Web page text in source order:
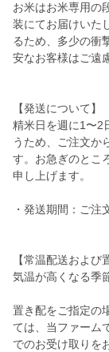
お米はお米専用の
装にてお届けいた
るため、多少の衝
安なお客様はご遠
【発送について】
精米日を週に1〜2
うため、ご注文か
す。お急ぎのとこ
申し上げます。
・発送期間：ご注
【常温配送および
気温が高くなる季
置き配をご指定の
ては、当ファーム
でのお受け取りを